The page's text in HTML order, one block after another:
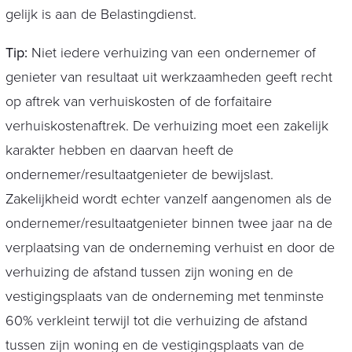
gelijk is aan de Belastingdienst.
Tip: Niet iedere verhuizing van een ondernemer of
genieter van resultaat uit werkzaamheden geeft recht
op aftrek van verhuiskosten of de forfaitaire
verhuiskostenaftrek. De verhuizing moet een zakelijk
karakter hebben en daarvan heeft de
ondernemer/resultaatgenieter de bewijslast.
Zakelijkheid wordt echter vanzelf aangenomen als de
ondernemer/resultaatgenieter binnen twee jaar na de
verplaatsing van de onderneming verhuist en door de
verhuizing de afstand tussen zijn woning en de
vestigingsplaats van de onderneming met tenminste
60% verkleint terwijl tot die verhuizing de afstand
tussen zijn woning en de vestigingsplaats van de